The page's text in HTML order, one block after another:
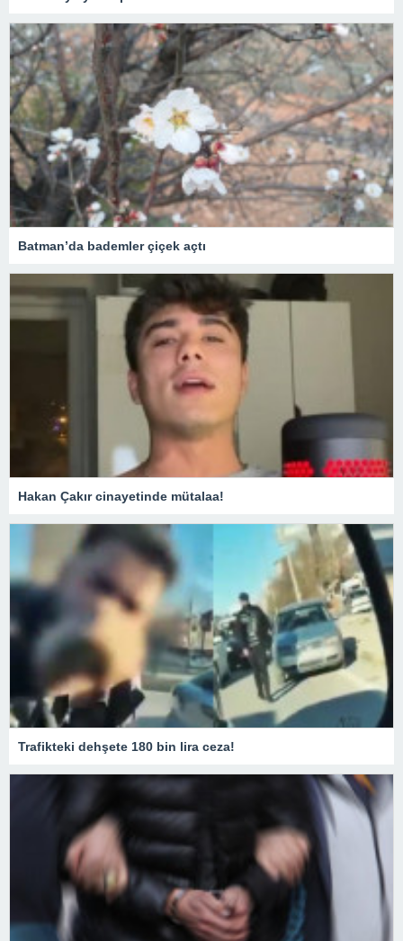
Batman’da bademler çiçek açtı
Hakan Çakır cinayetinde mütalaa!
Trafikteki dehşete 180 bin lira ceza!